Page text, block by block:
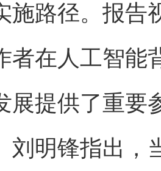
施路径。报告
者在人工智能
展提供了重要
锋指出，当